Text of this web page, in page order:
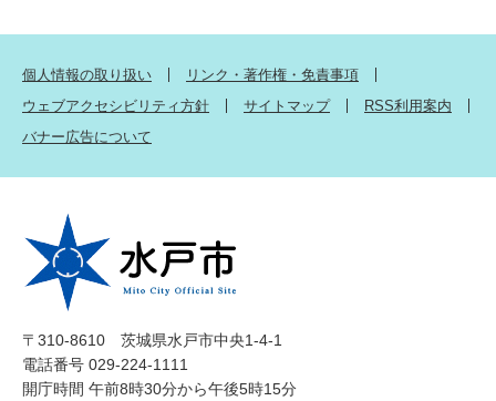
個人情報の取り扱い
リンク・著作権・免責事項
ウェブアクセシビリティ方針
サイトマップ
RSS利用案内
バナー広告について
〒310-8610 茨城県水戸市中央1-4-1
電話番号 029-224-1111
開庁時間 午前8時30分から午後5時15分